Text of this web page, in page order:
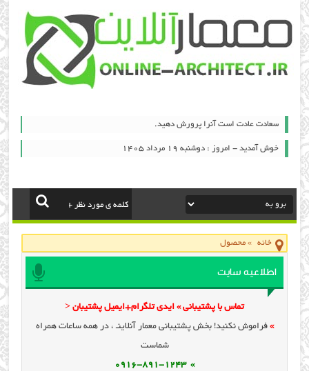
سعادت عادت است آنرا پرورش دهید.
خوش آمدید - امروز : دوشنبه ۱۹ مرداد ۱۴۰۵
خانه »محصول
اطلاعیه سایت
تماس با پشتیبانی » ایدی تلگرام+ایمیل پشتیبان <
» فراموش نکنید! بخش پشتیبانی معمار آنلاینـ ، در همه ساعات همراه
شماست
» 0916-891-1243